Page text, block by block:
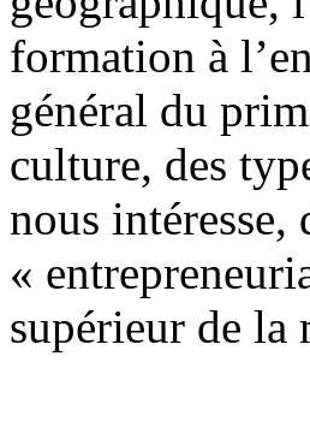
formation à
général du
culture, des
nous intéresse,
«
supérieur de la